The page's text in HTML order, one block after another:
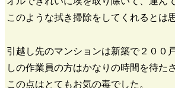
このような拭き掃除をしてくれるとは
引越し先のマンションは新築で２００
しの作業員の方はかなりの時間を待た
この点はとてもお気の毒でした。